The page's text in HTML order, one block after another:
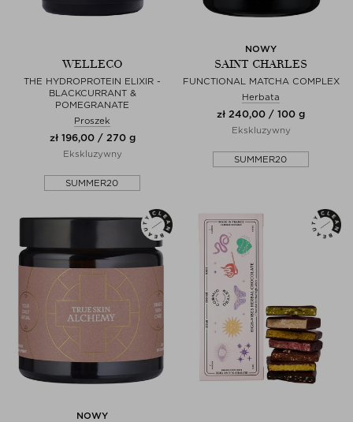
WELLECO
THE HYDROPROTEIN ELIXIR -
BLACKCURRANT &
POMEGRANATE
Proszek
zł 196,00 / 270 g
Ekskluzywny
SUMMER20
NOWY
SAINT CHARLES
FUNCTIONAL MATCHA COMPLEX
Herbata
zł 240,00 / 100 g
Ekskluzywny
SUMMER20
NOWY